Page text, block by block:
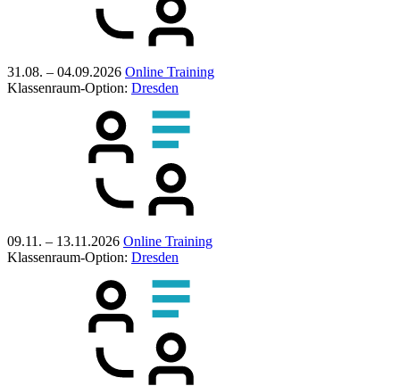
31.08. – 04.09.2026 Online Training
Klassenraum-Option: Dresden
09.11. – 13.11.2026 Online Training
Klassenraum-Option: Dresden